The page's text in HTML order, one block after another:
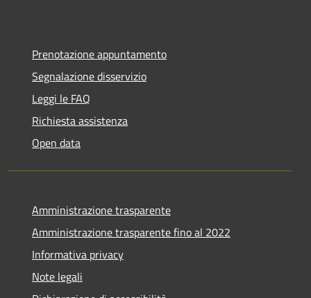
Prenotazione appuntamento
Segnalazione disservizio
Leggi le FAQ
Richiesta assistenza
Open data
Amministrazione trasparente
Amministrazione trasparente fino al 2022
Informativa privacy
Note legali